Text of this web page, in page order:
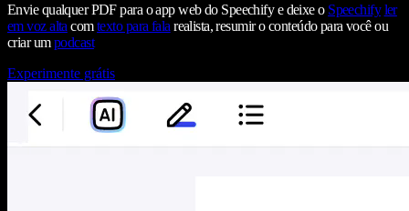
Envie qualquer PDF para o app web do Speechify e deixe o Speechify ler
em voz alta comtexto para fala realista, resumir o conteúdo para você ou
criar umpodcast
Experimente grátis